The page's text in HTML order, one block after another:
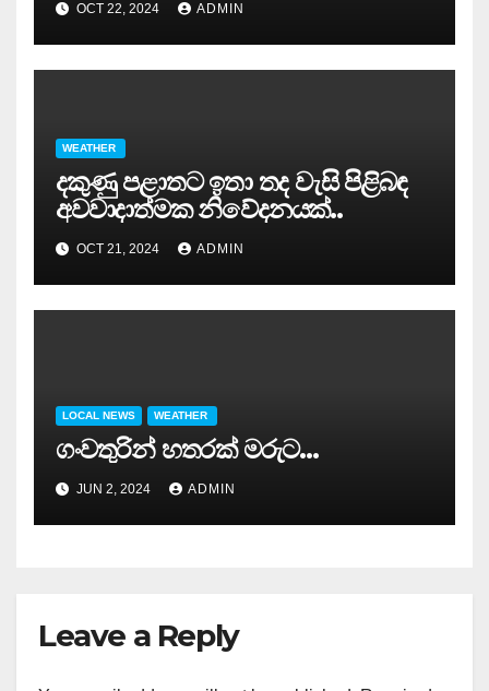
OCT 22, 2024 ADMIN
WEATHER
දකුණු පළාතට ඉතා තද වැසි පිළිබඳ
අවවාදාත්මක නිවේදනයක්..
OCT 21, 2024 ADMIN
LOCAL NEWS WEATHER
ගංවතුරින් හතරක් මරුට…
JUN 2, 2024 ADMIN
Leave a Reply